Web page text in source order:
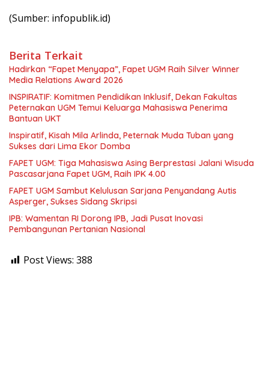
(Sumber: infopublik.id)
Berita Terkait
Hadirkan “Fapet Menyapa”, Fapet UGM Raih Silver Winner
Media Relations Award 2026
INSPIRATIF: Komitmen Pendidikan Inklusif, Dekan Fakultas
Peternakan UGM Temui Keluarga Mahasiswa Penerima
Bantuan UKT
Inspiratif, Kisah Mila Arlinda, Peternak Muda Tuban yang
Sukses dari Lima Ekor Domba
FAPET UGM: Tiga Mahasiswa Asing Berprestasi Jalani Wisuda
Pascasarjana Fapet UGM, Raih IPK 4.00
FAPET UGM Sambut Kelulusan Sarjana Penyandang Autis
Asperger, Sukses Sidang Skripsi
IPB: Wamentan RI Dorong IPB, Jadi Pusat Inovasi
Pembangunan Pertanian Nasional
Post Views: 388